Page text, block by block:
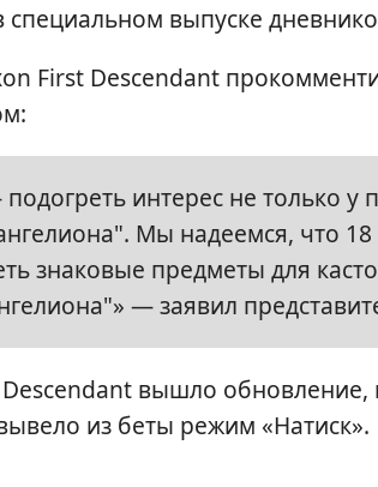
специальном выпуске
First Descendant
интерес не только у
Мы надеемся, что
знаковые предметы для
— заявил
вышло
из беты режим «Натиск».